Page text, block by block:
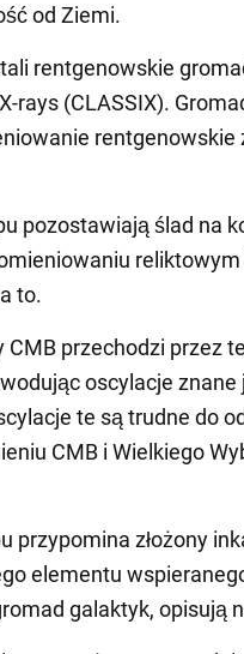
od Ziemi.
rentgenowskie
rays (CLASSIX).
rentgenowskie
pozostawiają ślad na
reliktowym
to.
CMB przechodzi przez
oscylacje
te są trudne do
CMB i Wielkiego
przypomina złożony
elementu
galaktyk, opisują